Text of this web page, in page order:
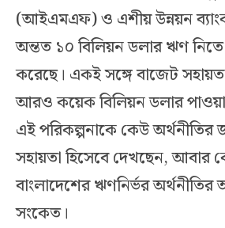
(আইএমএফ) ও এশীয় উন্নয়ন
অন্তত ১০ বিলিয়ন ডলার ঋণ নিতে
করেছে। একই সঙ্গে বাজেট
আরও কয়েক বিলিয়ন ডলার
এই পরিকল্পনাকে কেউ অর্থনীতির
সহায়তা হিসেবে দেখছেন,
বাংলাদেশের ঋণনির্ভর
সংকেত।